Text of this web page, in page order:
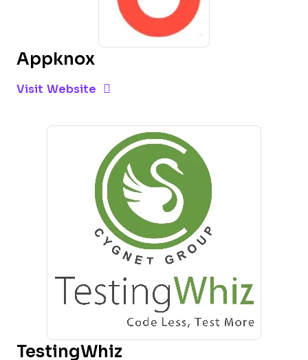
Appknox
Visit Website Opens New Window
TestingWhiz